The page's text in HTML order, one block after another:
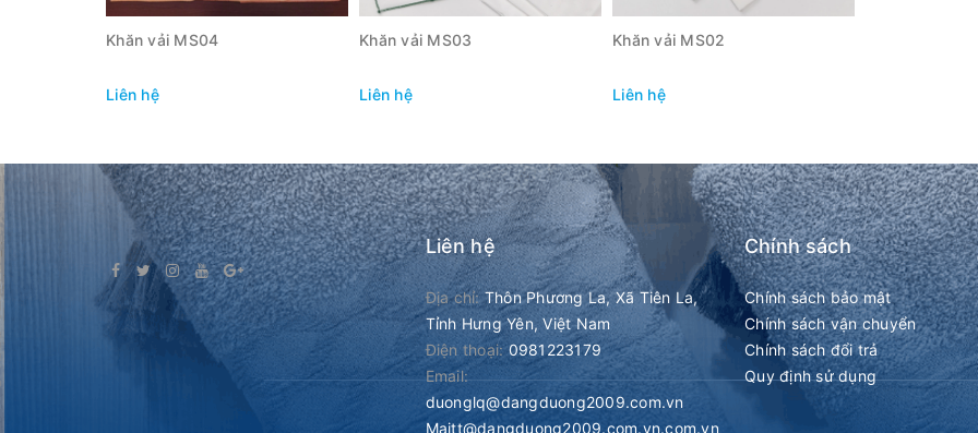
Khăn vải MS04
Liên hệ
Khăn vải MS03
Liên hệ
Khăn vải MS02
Liên hệ
Liên hệ
Địa chỉ: Thôn Phương La, Xã Tiên La,
Tỉnh Hưng Yên, Việt Nam
Điện thoại:0981223179
Email:
duonglq@dangduong2009.com.vn
Maitt@dangduong2009.com.vn.com.vn
Chính sách
Chính sách bảo mật
Chính sách vận chuyển
Chính sách đổi trả
Quy định sử dụng